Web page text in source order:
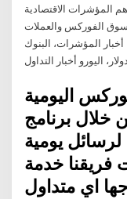
المؤشرات الاقتصادية
الفوركس والعملات
أخبار المؤشرات، البنوك
اليومية
من خلال برنامج
يومية
فريقنا خدمة
اي متداول